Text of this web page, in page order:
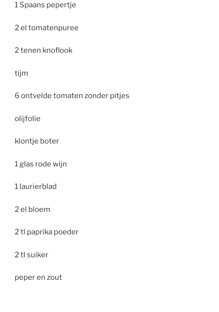
1 Spaans pepertje
2 el tomatenpuree
2 tenen knoflook
tijm
6 ontvelde tomaten zonder pitjes
olijfolie
klontje boter
1 glas rode wijn
1 laurierblad
2 el bloem
2 tl paprika poeder
2 tl suiker
peper en zout